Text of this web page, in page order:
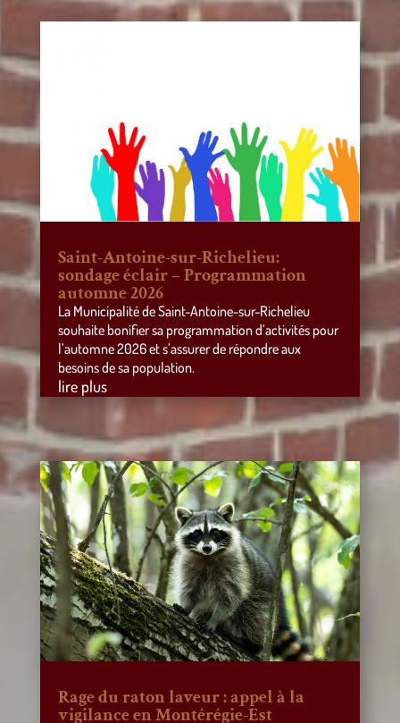
Saint-Antoine-sur-Richelieu:
sondage éclair – Programmation
automne 2026
La Municipalité de Saint-Antoine-sur-Richelieu
souhaite bonifier sa programmation d’activités pour
l’automne 2026 et s’assurer de répondre aux
besoins de sa population.
lire plus
Rage du raton laveur : appel à la
vigilance en Montérégie-Est